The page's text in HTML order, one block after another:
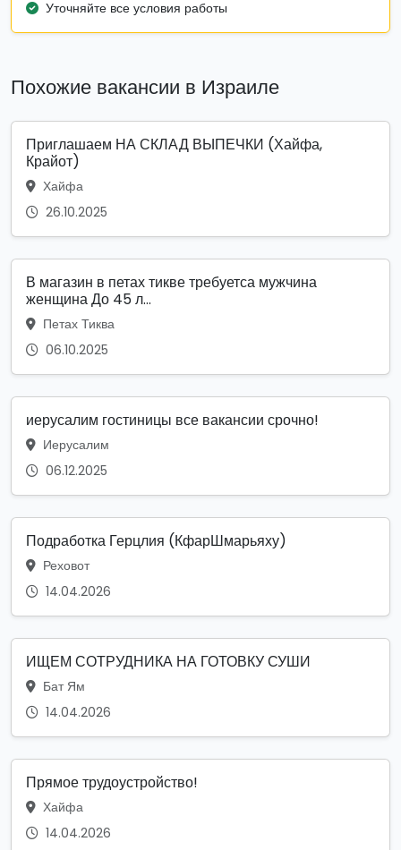
Уточняйте все условия работы
Похожие вакансии в Израиле
Приглашаем НА СКЛАД ВЫПЕЧКИ (Хайфа,
Крайот)
Хайфа
26.10.2025
В магазин в петах тикве требуетса мужчина
женщина До 45 л...
Петах Тиква
06.10.2025
иерусалим гостиницы все вакансии срочно!
Иерусалим
06.12.2025
Подработка Герцлия (КфарШмарьяху)
Реховот
14.04.2026
ИЩЕМ СОТРУДНИКА НА ГОТОВКУ СУШИ
Бат Ям
14.04.2026
Прямое трудоустройство!
Хайфа
14.04.2026